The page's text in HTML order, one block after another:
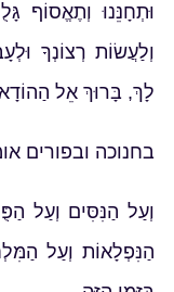
וּתְחָנֵּנוּ וְתֶאֱסוֹף
וְלַעֲשׂוֹת רְצוֹנְךָ
לָךְ, בָּרוּךְ אֵל
בחנוכה ובפורים
וְעַל הַנִּסִּים וְעַל
הַנִּפְלָאוֹת וְעַל